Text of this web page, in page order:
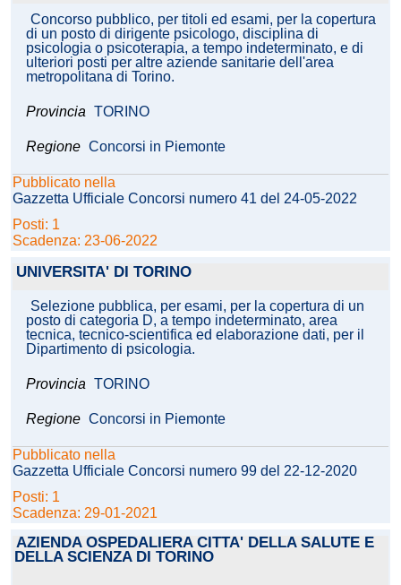
Concorso pubblico, per titoli ed esami, per la copertura
di un posto di dirigente psicologo, disciplina di
psicologia o psicoterapia, a tempo indeterminato, e di
ulteriori posti per altre aziende sanitarie dell'area
metropolitana di Torino.
Provincia TORINO
Regione Concorsi in Piemonte
Pubblicato nella
Gazzetta Ufficiale Concorsi numero 41 del 24-05-2022
Posti: 1
Scadenza: 23-06-2022
UNIVERSITA' DI TORINO
Selezione pubblica, per esami, per la copertura di un
posto di categoria D, a tempo indeterminato, area
tecnica, tecnico-scientifica ed elaborazione dati, per il
Dipartimento di psicologia.
Provincia TORINO
Regione Concorsi in Piemonte
Pubblicato nella
Gazzetta Ufficiale Concorsi numero 99 del 22-12-2020
Posti: 1
Scadenza: 29-01-2021
AZIENDA OSPEDALIERA CITTA' DELLA SALUTE E
DELLA SCIENZA DI TORINO